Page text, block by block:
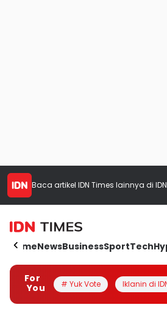
Baca artikel IDN Times lainnya di
HomeNewsBusinessSportTech
For
You
# Yuk Vote Iklanin di